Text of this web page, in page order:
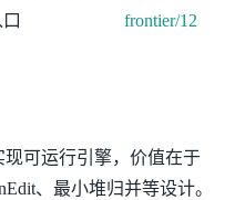
口
frontier/12
现可运行引擎，价值在于
、最小堆归并等设计。